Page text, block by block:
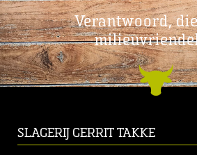
Verantwoord,
SLAGERIJ GERRIT TAKKE